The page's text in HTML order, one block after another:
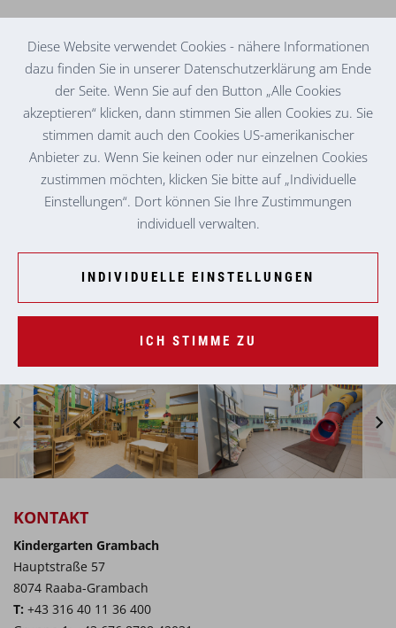
KINDERGARTEN
GRAMBACH
KONTAKT
Kindergarten Grambach
Hauptstraße 57
8074 Raaba-Grambach
T: +43 316 40 11 36 400
Diese Website verwendet Cookies - nähere Informationen
dazu finden Sie in unserer Datenschutzerklärung am Ende
der Seite. Wenn Sie auf den Button „Alle Cookies
akzeptieren“ klicken, dann stimmen Sie allen Cookies zu. Sie
stimmen damit auch den Cookies US-amerikanischer
Anbieter zu. Wenn Sie keinen oder nur einzelnen Cookies
zustimmen möchten, klicken Sie bitte auf „Individuelle
Einstellungen“. Dort können Sie Ihre Zustimmungen
individuell verwalten.
INDIVIDUELLE EINSTELLUNGEN
ICH STIMME ZU